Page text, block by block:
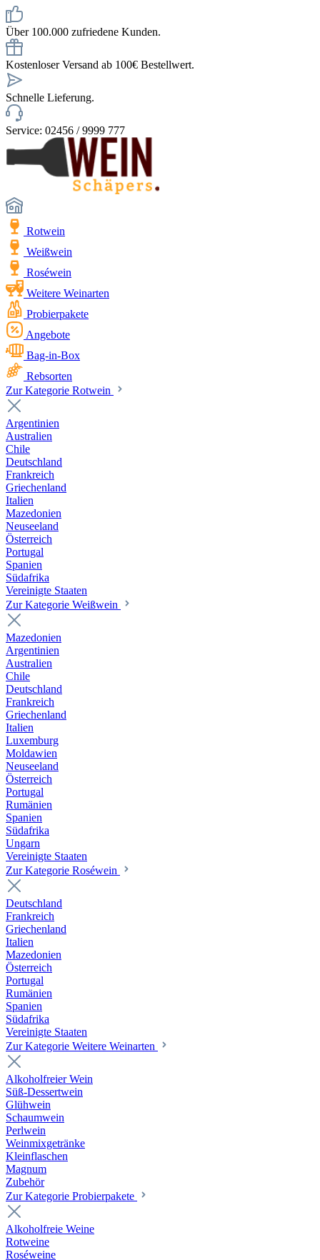
Über 100.000 zufriedene Kunden.
Kostenloser Versand ab 100€ Bestellwert.
Schnelle Lieferung.
Service: 02456 / 9999 777
Rotwein
Weißwein
Roséwein
Weitere Weinarten
Probierpakete
Angebote
Bag-in-Box
Rebsorten
Zur Kategorie Rotwein
Argentinien
Australien
Chile
Deutschland
Frankreich
Griechenland
Italien
Mazedonien
Neuseeland
Österreich
Portugal
Spanien
Südafrika
Vereinigte Staaten
Zur Kategorie Weißwein
Mazedonien
Argentinien
Australien
Chile
Deutschland
Frankreich
Griechenland
Italien
Luxemburg
Moldawien
Neuseeland
Österreich
Portugal
Rumänien
Spanien
Südafrika
Ungarn
Vereinigte Staaten
Zur Kategorie Roséwein
Deutschland
Frankreich
Griechenland
Italien
Mazedonien
Österreich
Portugal
Rumänien
Spanien
Südafrika
Vereinigte Staaten
Zur Kategorie Weitere Weinarten
Alkoholfreier Wein
Süß-Dessertwein
Glühwein
Schaumwein
Perlwein
Weinmixgetränke
Kleinflaschen
Magnum
Zubehör
Zur Kategorie Probierpakete
Alkoholfreie Weine
Rotweine
Roséweine